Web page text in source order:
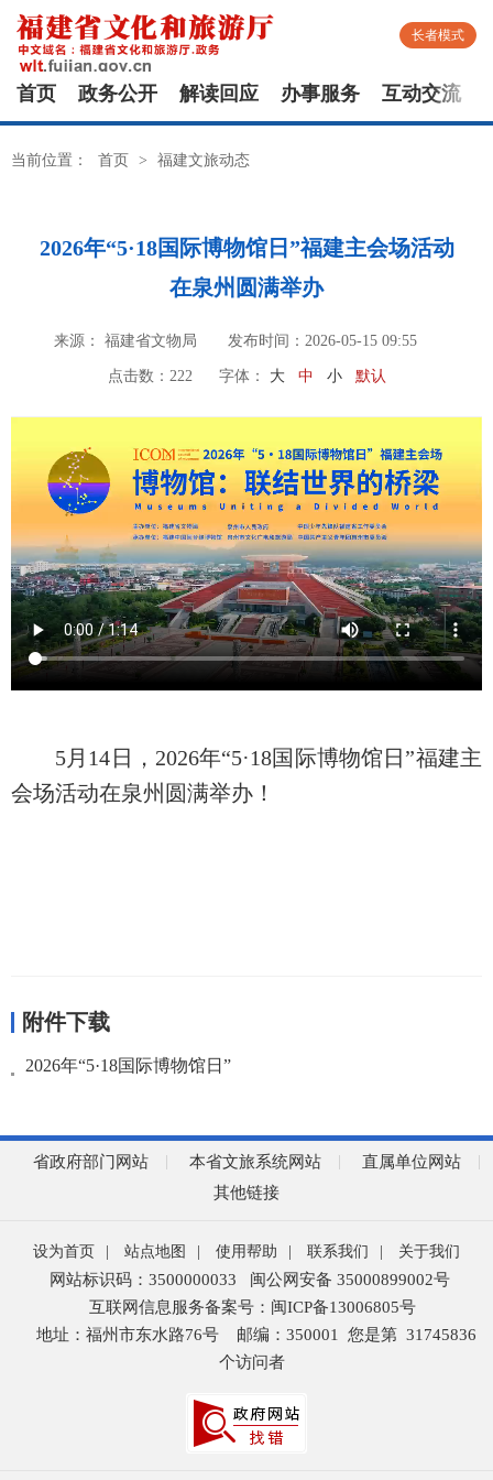
长者模式
首页 政务公开 解读回应 办事服务 互动交流
当前位置： 首页 > 福建文旅动态
2026年“5·18国际博物馆日”福建主会场活动
在泉州圆满举办
来源： 福建省文物局 发布时间：2026-05-15 09:55
点击数： 222 字体： 大 中 小 默认
5月14日，2026年“5·18国际博物馆日”福建主
会场活动在泉州圆满举办！
附件下载
2026年“5·18国际博物馆日”
省政府部门网站 本省文旅系统网站
直属单位网站
其他链接
设为首页 站点地图 使用帮助 联系我们 关于我们
网站标识码：3500000033
闽公网安备 35000899002号
互联网信息服务备案号：闽ICP备13006805号
地址：福州市东水路76号
邮编：350001 您是第 31745836
个访问者